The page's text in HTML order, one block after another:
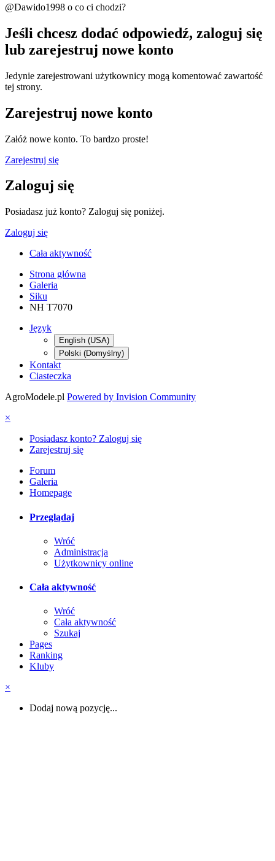
@Dawido1998 o co ci chodzi?
Jeśli chcesz dodać odpowiedź, zaloguj się
lub zarejestruj nowe konto
Jedynie zarejestrowani użytkownicy mogą komentować zawartość
tej strony.
Zarejestruj nowe konto
Załóż nowe konto. To bardzo proste!
Zarejestruj się
Zaloguj się
Posiadasz już konto? Zaloguj się poniżej.
Zaloguj się
Cała aktywność
Strona główna
Galeria
Siku
NH T7070
Język
English (USA)
Polski (Domyślny)
Kontakt
Ciasteczka
AgroModele.pl Powered by Invision Community
×
Posiadasz konto? Zaloguj się
Zarejestruj się
Forum
Galeria
Homepage
Przeglądaj
Wróć
Administracja
Użytkownicy online
Cała aktywność
Wróć
Cała aktywność
Szukaj
Pages
Ranking
Kluby
×
Dodaj nową pozycję...